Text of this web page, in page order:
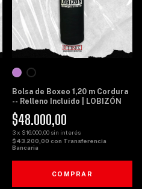
Bolsa de Boxeo 1,20 m Cordura
-- Relleno Incluido | LOBIZÓN
$48.000,00
3x $16.000,00 sin interés
$43.200,00 con Transferencia
Bancaria
COMPRAR